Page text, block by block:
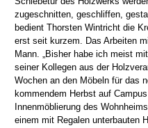
zugeschnitten, geschliffen,
bedient Thorsten Wintricht die
erst seit kurzem. Das Arbeiten
Mann. „Bisher habe ich meist
seiner Kollegen aus der
Wochen an den Möbeln für das
kommendem Herbst auf
Innenmöblierung des
einem mit Regalen unterbauten